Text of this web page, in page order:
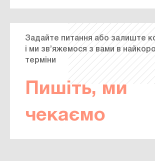
Задайте питання або залиште
і ми зв’яжемося з вами в
терміни
Пишіть, ми
чекаємо